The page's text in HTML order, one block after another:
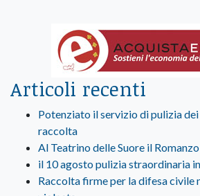
Articoli recenti
Potenziato il servizio di pulizia
raccolta
Al Teatrino delle Suore il
il 10 agosto pulizia straordinaria
Raccolta firme per la difesa civile